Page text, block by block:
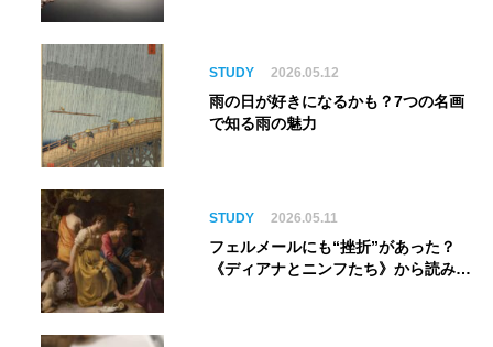
ム】
STUDY 2026.05.12
雨の日が好きになるかも？7つの名画
で知る雨の魅力
STUDY 2026.05.11
フェルメールにも“挫折”があった？
《ディアナとニンフたち》から読み解